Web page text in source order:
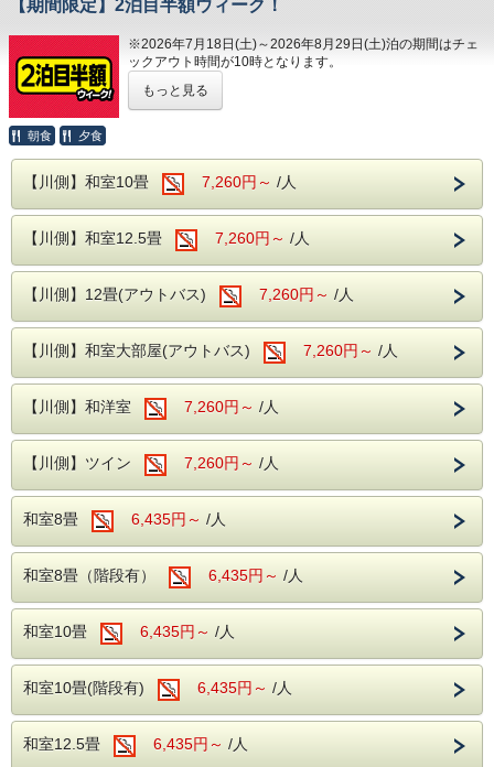
露天風呂はどちらも岩を使用した和風の露天
風呂となります。
---館内施設---
・【予約無】無料卓球ルーム
・【予約制】無料全自動麻雀ルーム(前日ま
での予約制)
・【有料】 ゲームコーナー
■ロビー
当館のロビーにはグランドピアノを設置して
おり、時間限定でピアノを演奏する事ができ
ます。
ロビーからは自然溢れる松川をご覧いただけ
ます。
【期間限定】2泊目半額ウィーク！
※2026年7月18日(土)～2026年8月29日(土)泊の期間はチェ
ックアウト時間が10時となります。
期間限定、2泊3日のご宿泊がとってもお得な「2泊
目半額ウィーク」！
ております。
表記の金額から割引はされません。
例)
1泊目7,800円(消費税込8,580円)、2泊目3,900
円(消費税込4,290円)
2泊合計11,700円(消費税込12,870円)を2日間
に分けて
表示金額は「1泊あたり5,850円(消費税込
6,435円)」となります。
【対象期間】
・2026年08月23日～08月28日
・2026年09月06日～09月11日
・2026
年10月01日～10月09日
・2026年11月15日～11月20日
※一部対象外の日程もございますので予めご了承下さいま
せ。
上記の値段とは異なりますのであらかじめご了承ください
上記、期間内で2泊できる日程でのご
利用が
可能となります。
期間に含まれない日程は、ご利用いただけま
もっと見る
朝食 夕食
【川側】和室10畳 7,260円～ /人
【川側】和室12.5畳 7,260円～ /人
【川側】12畳(アウトバス) 7,260円～ /人
【川側】和室大部屋(アウトバス) 7,260円～ /人
【川側】和洋室 7,260円～ /人
【川側】ツイン 7,260円～ /人
和室8畳 6,435円～ /人
和室8畳（階段有） 6,435円～ /人
和室10畳 6,435円～ /人
和室10畳(階段有) 6,435円～ /人
和室12.5畳 6,435円～ /人